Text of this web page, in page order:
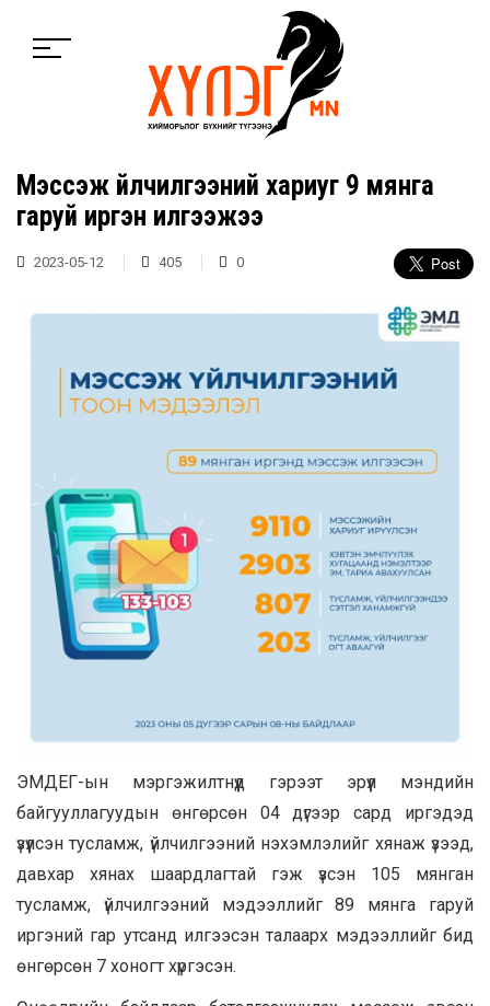
Мэссэж үйлчилгээний хариуг 9 мянга
гаруй иргэн илгээжээ
2023-05-12 405 0
ЭМДЕГ-ын мэргэжилтнүүд гэрээт эрүүл мэндийн
байгууллагуудын өнгөрсөн 04 дүгээр сард иргэдэд
үзүүлсэн тусламж, үйлчилгээний нэхэмлэлийг хянаж үзээд,
давхар хянах шаардлагтай гэж үзсэн 105 мянган
тусламж, үйлчилгээний мэдээллийг 89 мянга гаруй
иргэний гар утсанд илгээсэн талаарх мэдээллийг бид
өнгөрсөн 7 хоногт хүргэсэн.